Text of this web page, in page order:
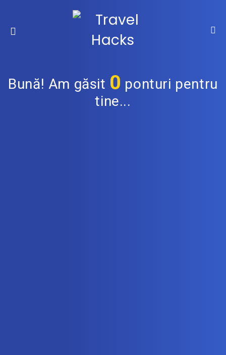
Bună! Am găsit 0 ponturi pentru
tine...